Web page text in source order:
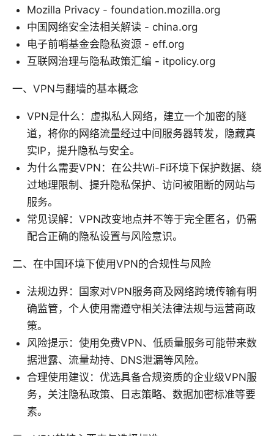
Mozilla Privacy - foundation.mozilla.org
中国网络安全法相关解读 - china.org
电子前哨基金会隐私资源 - eff.org
互联网治理与隐私政策汇编 - itpolicy.org
一、VPN与翻墙的基本概念
VPN是什么：虚拟私人网络，建立一个加密的隧
道，将你的网络流量经过中间服务器转发，隐藏真
实IP，提升隐私与安全。
为什么需要VPN：在公共Wi-Fi环境下保护数据、绕
过地理限制、提升隐私保护、访问被阻断的网站与
服务。
常见误解：VPN改变地点并不等于完全匿名，仍需
配合正确的隐私设置与风险意识。
二、在中国环境下使用VPN的合规性与风险
法规边界：国家对VPN服务商及网络跨境传输有明
确监管，个人使用需遵守相关法律法规与运营商政
策。
风险提示：使用免费VPN、低质量服务可能带来数
据泄露、流量劫持、DNS泄漏等风险。
合理使用建议：优选具备合规资质的企业级VPN服
务，关注隐私政策、日志策略、数据加密标准等要
素。